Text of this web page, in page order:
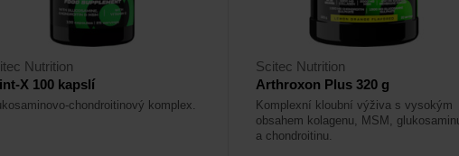
Nutrition
X 100 kapslí
chondroitinový komplex.
Scitec Nutrition
Arthroxon Plus 320 g
Komplexní kloubní výživa s vysokým
obsahem kolagenu, MSM,
a chondroitinu.